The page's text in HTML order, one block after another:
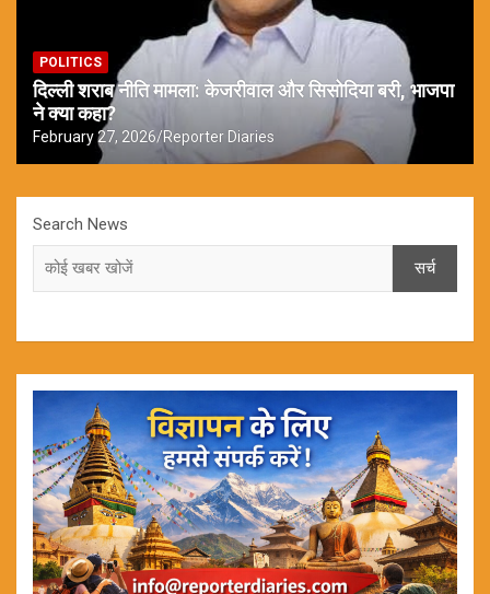
POLITICS
दिल्ली शराब नीति मामला: केजरीवाल और सिसोदिया बरी, भाजपा
ने क्या कहा?
February 27, 2026 Reporter Diaries
Search News
सर्च